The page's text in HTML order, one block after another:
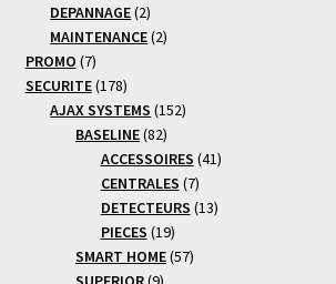
produit
DEPANNAGE 22
produits
MAINTENANCE 22
PROMO 77
produits
SECURITE 178178
produits
AJAX SYSTEMS 152152
BASELINE 8282
produits
ACCESSOIRES 4141
CENTRALES 77
produits
DETECTEURS 1313
PIECES 1919
produits
SMART HOME 5757
9